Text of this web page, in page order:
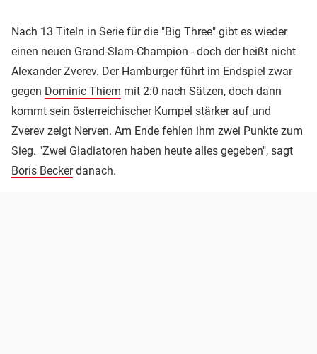
Nach 13 Titeln in Serie für die "Big Three" gibt es wieder
einen neuen Grand-Slam-Champion - doch der heißt nicht
Alexander Zverev. Der Hamburger führt im Endspiel zwar
gegen Dominic Thiem mit 2:0 nach Sätzen, doch dann
kommt sein österreichischer Kumpel stärker auf und
Zverev zeigt Nerven. Am Ende fehlen ihm zwei Punkte zum
Sieg. "Zwei Gladiatoren haben heute alles gegeben", sagt
Boris Beckerdanach.